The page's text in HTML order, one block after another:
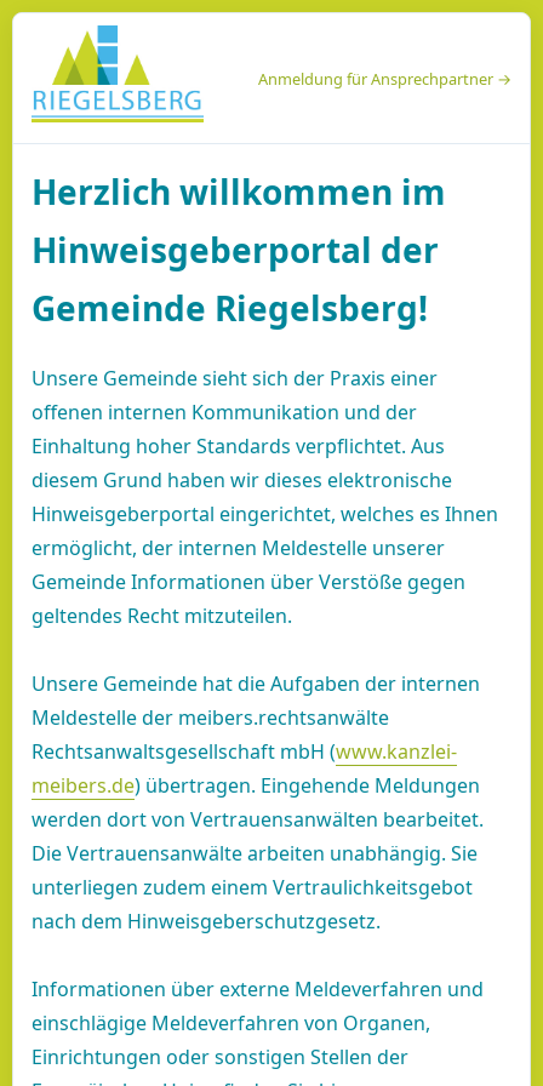
Anmeldung für Ansprechpartner →
Herzlich willkommen im
Hinweisgeberportal der
Gemeinde Riegelsberg!
Unsere Gemeinde sieht sich der Praxis einer
offenen internen Kommunikation und der
Einhaltung hoher Standards verpflichtet. Aus
diesem Grund haben wir dieses elektronische
Hinweisgeberportal eingerichtet, welches es Ihnen
ermöglicht, der internen Meldestelle unserer
Gemeinde Informationen über Verstöße gegen
geltendes Recht mitzuteilen.
Unsere Gemeinde hat die Aufgaben der internen
Meldestelle der meibers.rechtsanwälte
Rechtsanwaltsgesellschaft mbH (www.kanzlei-
meibers.de) übertragen. Eingehende Meldungen
werden dort von Vertrauensanwälten bearbeitet.
Die Vertrauensanwälte arbeiten unabhängig. Sie
unterliegen zudem einem Vertraulichkeitsgebot
nach dem Hinweisgeberschutzgesetz.
Informationen über externe Meldeverfahren und
einschlägige Meldeverfahren von Organen,
Einrichtungen oder sonstigen Stellen der